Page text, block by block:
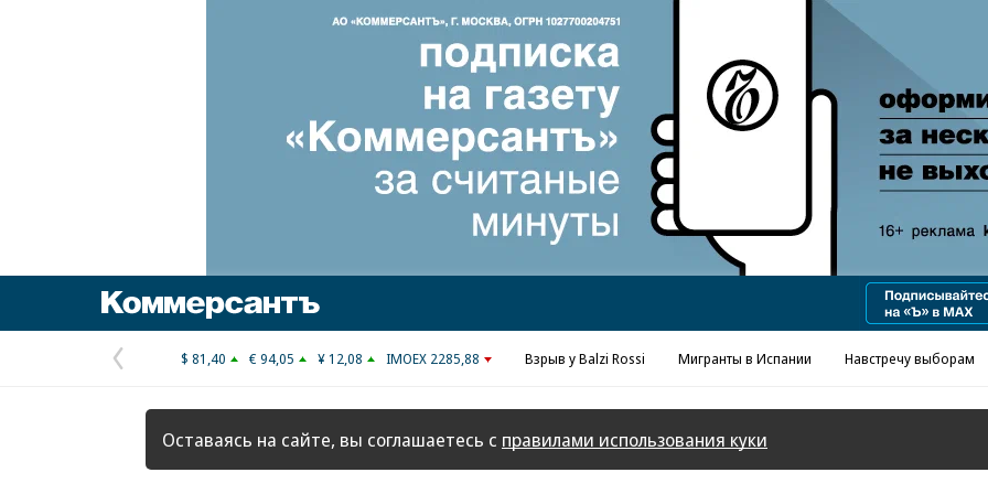
Реклама в «Ъ» www.kommersant.ru/ad
Предыдущая
страница
$ 81,40 € 94,05 ¥ 12,08 IMOEX 2285,88 Взрыв у Balzi Rossi Мигранты в Испании Навстречу выборам
Оставаясь на сайте, вы соглашаетесь с правилами использования куки